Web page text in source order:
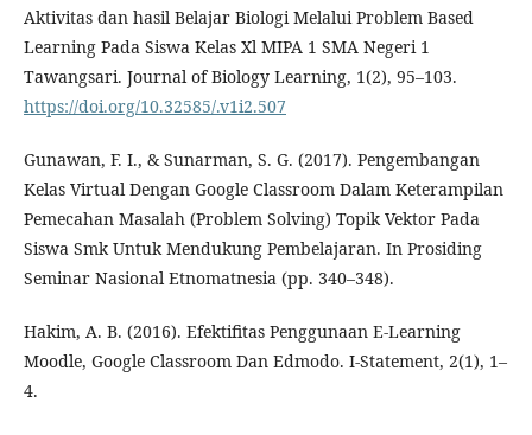
Aktivitas dan hasil Belajar Biologi Melalui Problem Based
Learning Pada Siswa Kelas Xl MIPA 1 SMA Negeri 1
Tawangsari. Journal of Biology Learning, 1(2), 95–103.
https://doi.org/10.32585/.v1i2.507
Gunawan, F. I., & Sunarman, S. G. (2017). Pengembangan
Kelas Virtual Dengan Google Classroom Dalam Keterampilan
Pemecahan Masalah (Problem Solving) Topik Vektor Pada
Siswa Smk Untuk Mendukung Pembelajaran. In Prosiding
Seminar Nasional Etnomatnesia (pp. 340–348).
Hakim, A. B. (2016). Efektifitas Penggunaan E-Learning
Moodle, Google Classroom Dan Edmodo. I-Statement, 2(1), 1–
4.